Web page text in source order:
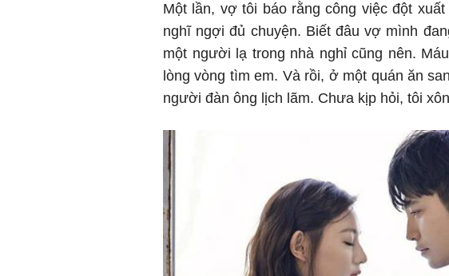
Một lần, vợ tôi báo rằng công việc đột
nghĩ ngợi đủ chuyện. Biết đâu vợ mình
một người lạ trong nhà nghỉ cũng nên.
lòng vòng tìm em. Và rồi, ở một quán ăn
người đàn ông lịch lãm. Chưa kịp hỏi, tôi